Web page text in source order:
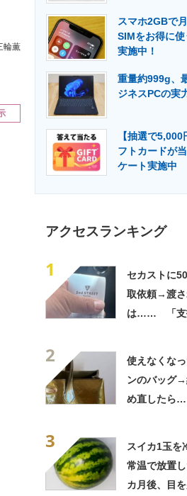
ネルギーの専門メディア 建設×テクノ
輪薫
スマホ2GBで
SIMをお得に
実施中！
重量約999g、
ジネスPCの実
【抽選で
フトカードが
ケート実施中
アクセスランキング
1
セカストに
取依頼→渡さ
は…… 「支
2
使えなくな
ンのバッグ
め直したら
3
スイカ1玉を
常温で放置
カ月後、目